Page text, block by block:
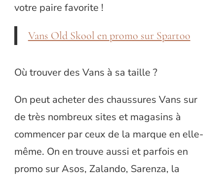
votre paire favorite !
Vans Old Skool en promo sur Spartoo
Où trouver des Vans à sa taille ?
On peut acheter des chaussures Vans sur
de très nombreux sites et magasins à
commencer par ceux de la marque en elle-
même. On en trouve aussi et parfois en
promo sur Asos, Zalando, Sarenza, la